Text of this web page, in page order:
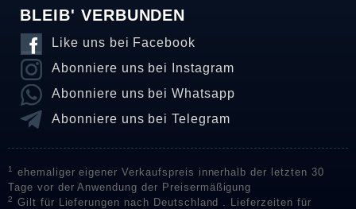
BLEIB' VERBUNDEN
Like uns bei Facebook
Abonniere uns bei Instagram
Abonniere uns bei Whatsapp
Abonniere uns bei Telegram
1
ehemaliger eigener Verkaufspreis innerhalb der letzten 30
Tage vor der Anwendung der Preisermäßigung
2
Gilt für Lieferungen nach Deutschland . Lieferzeiten für